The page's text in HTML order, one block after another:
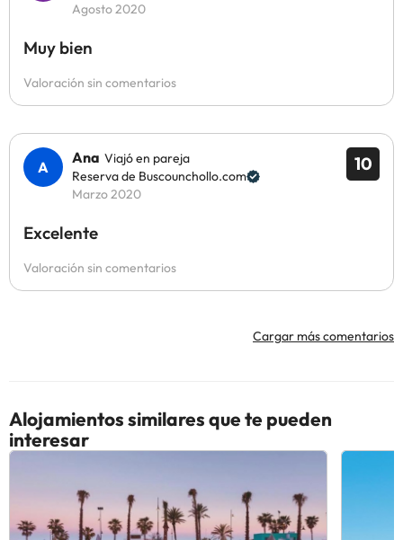
Agosto 2020
Muy bien
Valoración sin comentarios
10
Ana Viajó en pareja
Reserva de Buscounchollo.com
Marzo 2020
Excelente
Valoración sin comentarios
Cargar más comentarios
Alojamientos similares que te pueden
interesar